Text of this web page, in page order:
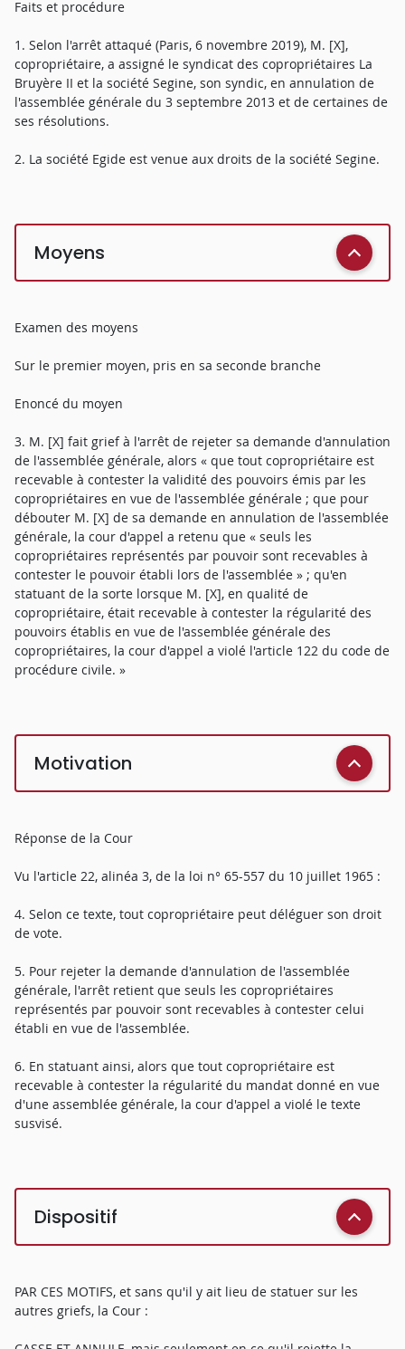
Faits et procédure
1. Selon l'arrêt attaqué (Paris, 6 novembre 2019), M. [X],
copropriétaire, a assigné le syndicat des copropriétaires La
Bruyère II et la société Segine, son syndic, en annulation de
l'assemblée générale du 3 septembre 2013 et de certaines de
ses résolutions.
2. La société Egide est venue aux droits de la société Segine.
Moyens
Examen des moyens
Sur le premier moyen, pris en sa seconde branche
Enoncé du moyen
3. M. [X] fait grief à l'arrêt de rejeter sa demande d'annulation
de l'assemblée générale, alors « que tout copropriétaire est
recevable à contester la validité des pouvoirs émis par les
copropriétaires en vue de l'assemblée générale ; que pour
débouter M. [X] de sa demande en annulation de l'assemblée
générale, la cour d'appel a retenu que « seuls les
copropriétaires représentés par pouvoir sont recevables à
contester le pouvoir établi lors de l'assemblée » ; qu'en
statuant de la sorte lorsque M. [X], en qualité de
copropriétaire, était recevable à contester la régularité des
pouvoirs établis en vue de l'assemblée générale des
copropriétaires, la cour d'appel a violé l'article 122 du code de
procédure civile. »
Motivation
Réponse de la Cour
Vu l'article 22, alinéa 3, de la loi n° 65-557 du 10 juillet 1965 :
4. Selon ce texte, tout copropriétaire peut déléguer son droit
de vote.
5. Pour rejeter la demande d'annulation de l'assemblée
générale, l'arrêt retient que seuls les copropriétaires
représentés par pouvoir sont recevables à contester celui
établi en vue de l'assemblée.
6. En statuant ainsi, alors que tout copropriétaire est
recevable à contester la régularité du mandat donné en vue
d'une assemblée générale, la cour d'appel a violé le texte
susvisé.
Dispositif
PAR CES MOTIFS, et sans qu'il y ait lieu de statuer sur les
autres griefs, la Cour :